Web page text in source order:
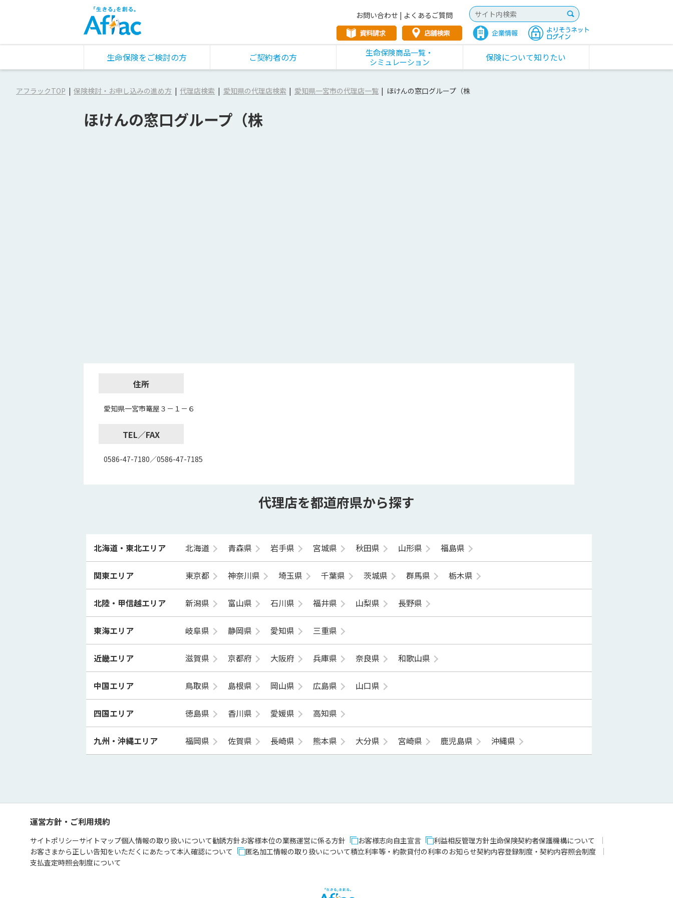
お問い合わせ | よくあるご質問
生命保険をご検討の方 ご契約者の方
生命保険商品一覧・
シミュレーション
保険について知りたい
アフラックTOP 保険検討・お申し込みの進め方 代理店検索 愛知県の代理店検索 愛知県一宮市の代理店一覧 ほけんの窓口グループ（株
ほけんの窓口グループ（株
住所
愛知県一宮市篭屋３－１－６
TEL／FAX
0586-47-7180／0586-47-7185
代理店を都道府県から探す
北海道・東北エリア 北海道 青森県 岩手県 宮城県 秋田県 山形県 福島県
関東エリア 東京都 神奈川県 埼玉県 千葉県 茨城県 群馬県 栃木県
北陸・甲信越エリア 新潟県 富山県 石川県 福井県 山梨県 長野県
東海エリア 岐阜県 静岡県 愛知県 三重県
近畿エリア 滋賀県 京都府 大阪府 兵庫県 奈良県 和歌山県
中国エリア 鳥取県 島根県 岡山県 広島県 山口県
四国エリア 徳島県 香川県 愛媛県 高知県
九州・沖縄エリア 福岡県 佐賀県 長崎県 熊本県 大分県 宮崎県 鹿児島県 沖縄県
運営方針・ご利用規約
サイトポリシーサイトマップ個人情報の取り扱いについて勧誘方針お客様本位の業務運営に係る方針 お客様志向自主宣言 利益相反管理方針生命保険契約者保護機構について
お客さまから正しい告知をいただくにあたって本人確認について 匿名加工情報の取り扱いについて積立利率等・約款貸付の利率のお知らせ契約内容登録制度・契約内容照会制度
支払査定時照会制度について